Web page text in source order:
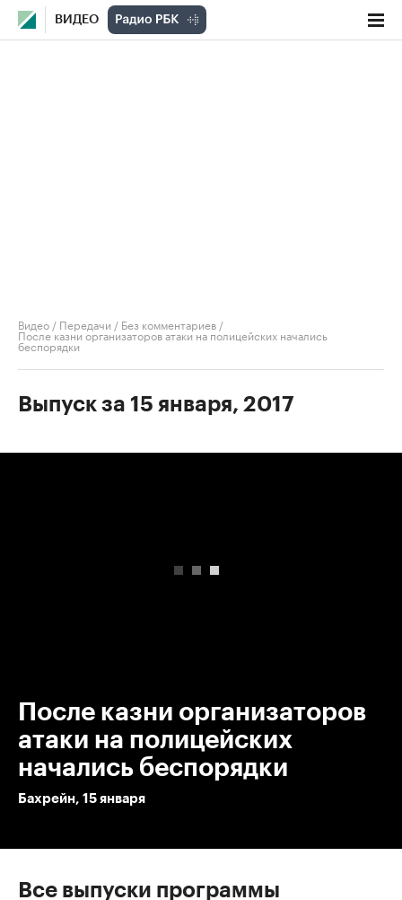
ВИДЕО
Видео / Передачи / Без комментариев /
После казни организаторов атаки на полицейских начались
беспорядки
Выпуск за 15 января, 2017
После казни организаторов
атаки на полицейских
начались беспорядки
Бахрейн, 15 января
Все выпуски программы